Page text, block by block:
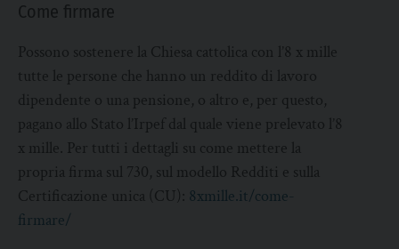
Come firmare
Possono sostenere la Chiesa cattolica con l’8 x mille
tutte le persone che hanno un reddito di lavoro
dipendente o una pensione, o altro e, per questo,
pagano allo Stato l’Irpef dal quale viene prelevato l’8
x mille. Per tutti i dettagli su come mettere la
propria firma sul 730, sul modello Redditi e sulla
Certificazione unica (CU): 8xmille.it/come-
firmare/